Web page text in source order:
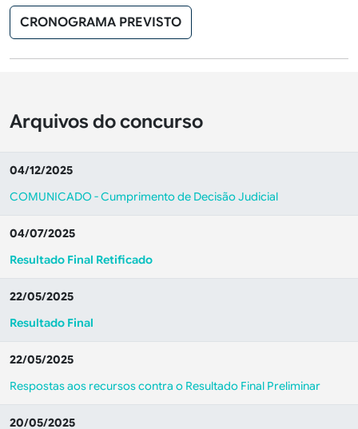
CRONOGRAMA PREVISTO
Arquivos do concurso
04/12/2025
COMUNICADO - Cumprimento de Decisão Judicial
04/07/2025
Resultado Final Retificado
22/05/2025
Resultado Final
22/05/2025
Respostas aos recursos contra o Resultado Final Preliminar
20/05/2025